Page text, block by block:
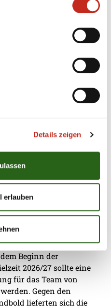
Details zeigen
erlauben
League-
Woche haben die Füchse
getestet, das
vertreten ist.
jedoch wertvolle
| pg
gegen Topteam aus
Beginn der
2026/27 sollte eine
für das Team von
Gegen den
lieferten sich die